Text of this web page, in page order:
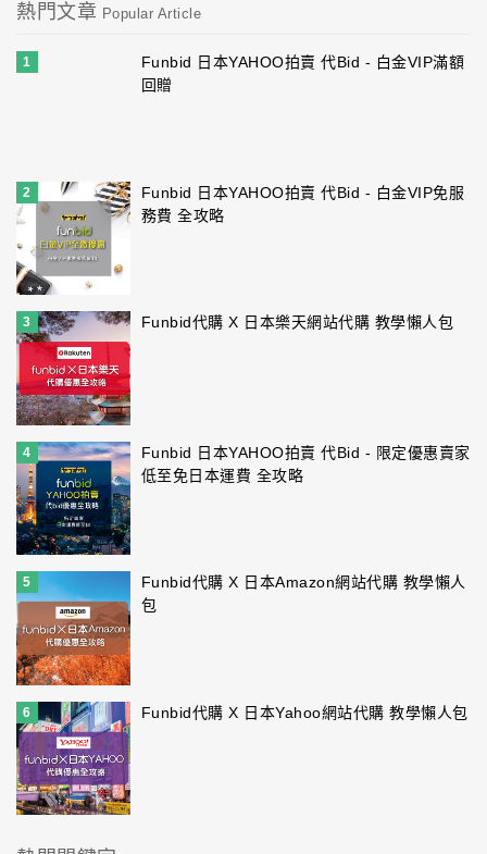
熱門文章 Popular Article
1
Funbid 日本YAHOO拍賣 代Bid - 白金VIP滿額
回贈
2
Funbid 日本YAHOO拍賣 代Bid - 白金VIP免服
務費 全攻略
3 Funbid代購 X 日本樂天網站代購 教學懶人包
4
Funbid 日本YAHOO拍賣 代Bid - 限定優惠賣家
低至免日本運費 全攻略
5
Funbid代購 X 日本Amazon網站代購 教學懶人
包
6 Funbid代購 X 日本Yahoo網站代購 教學懶人包